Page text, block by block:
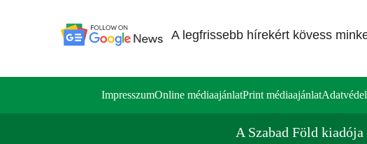
A legfrissebb hírekért kövess
ImpresszumOnline médiaajánlatPrint médiaajánlat
A Szabad Föld